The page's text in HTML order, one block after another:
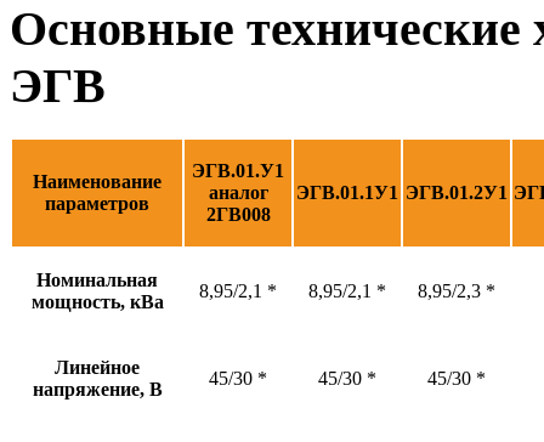
Основные технические
ЭГВ
Наименование
параметров
ЭГВ.01.У1
аналог
2ГВ008
ЭГВ.01.1У1 ЭГВ.01.2У1
Номинальная
мощность, кВа
8,95/2,1 * 8,95/2,1 * 8,95/2,3 *
Линейное
напряжение, В
45/30 * 45/30 * 45/30 *